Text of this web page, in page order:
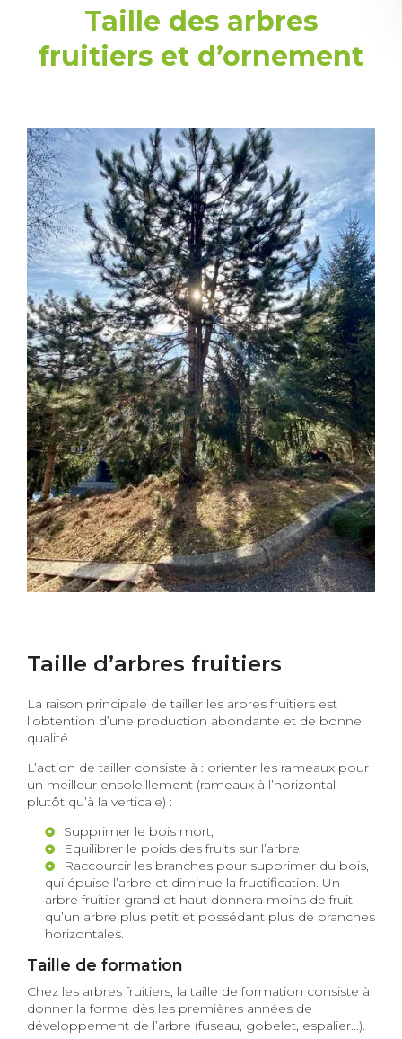
Taille des arbres
fruitiers et d’ornement
Taille d’arbres fruitiers
La raison principale de tailler les arbres fruitiers est
l’obtention d’une production abondante et de bonne
qualité.
L’action de tailler consiste à : orienter les rameaux pour
un meilleur ensoleillement (rameaux à l’horizontal
plutôt qu’à la verticale) :
Supprimer le bois mort,
Equilibrer le poids des fruits sur l’arbre,
Raccourcir les branches pour supprimer du bois,
qui épuise l’arbre et diminue la fructification. Un
arbre fruitier grand et haut donnera moins de fruit
qu’un arbre plus petit et possédant plus de branches
horizontales.
Taille de formation
Chez les arbres fruitiers, la taille de formation consiste à
donner la forme dès les premières années de
développement de l’arbre (fuseau, gobelet, espalier…).